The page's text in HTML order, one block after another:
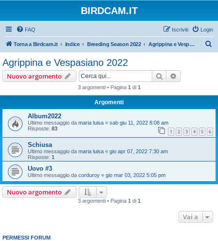
BIRDCAM.IT
FAQ Login
Iscriviti
Torna a Birdcam.it Indice Breeding Season 2022 Agrippina e Vespasiano 2022
Agrippina e Vespasiano 2022
Nuovo argomento Cerca
3 argomenti • Pagina 1 di 1
Argomenti
Album2022
Ultimo messaggio da maria luisa « sab giu 11, 2022 8:08 am
Risposte: 83 1 2 3 4 5 6
Schiusa
Ultimo messaggio da maria luisa « gio apr 07, 2022 7:30 am
Risposte: 1
Uovo #3
Ultimo messaggio da corduroy « gio mar 03, 2022 5:05 pm
Nuovo argomento
3 argomenti • Pagina 1 di 1
Vai a
PERMESSI FORUM